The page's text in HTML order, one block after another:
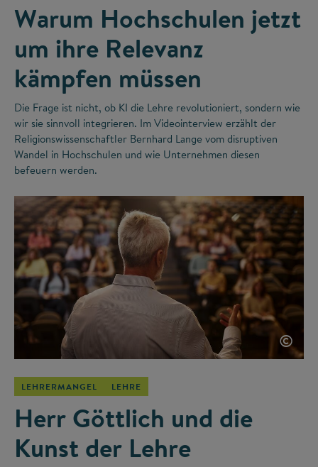
Warum Hochschulen jetzt
um ihre Relevanz
kämpfen müssen
Die Frage ist nicht, ob KI die Lehre revolutioniert, sondern wie
wir sie sinnvoll integrieren. Im Videointerview erzählt der
Religionswissenschaftler Bernhard Lange vom disruptiven
Wandel in Hochschulen und wie Unternehmen diesen
befeuern werden.
©
LEHRERMANGEL LEHRE
Herr Göttlich und die
Kunst der Lehre